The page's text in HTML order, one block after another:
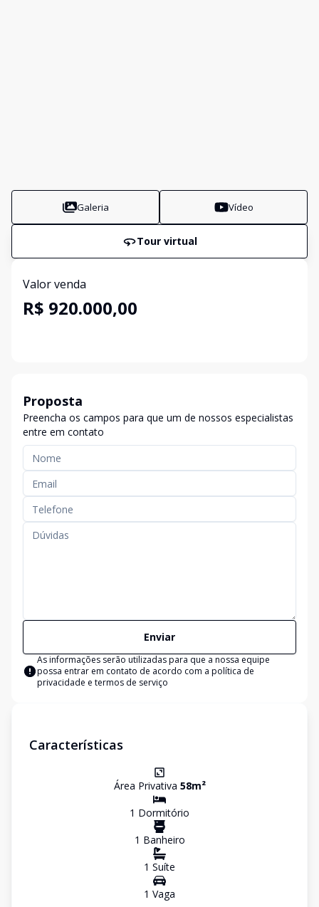
Galeria Vídeo
Tour virtual
Valor venda
R$ 920.000,00
Proposta
Preencha os campos para que um de nossos especialistas
entre em contato
Enviar
As informações serão utilizadas para que a nossa equipe
possa entrar em contato de acordo com a política de
privacidade e termos de serviço
Características
Área Privativa 58m²
1 Dormitório
1 Banheiro
1 Suíte
1 Vaga